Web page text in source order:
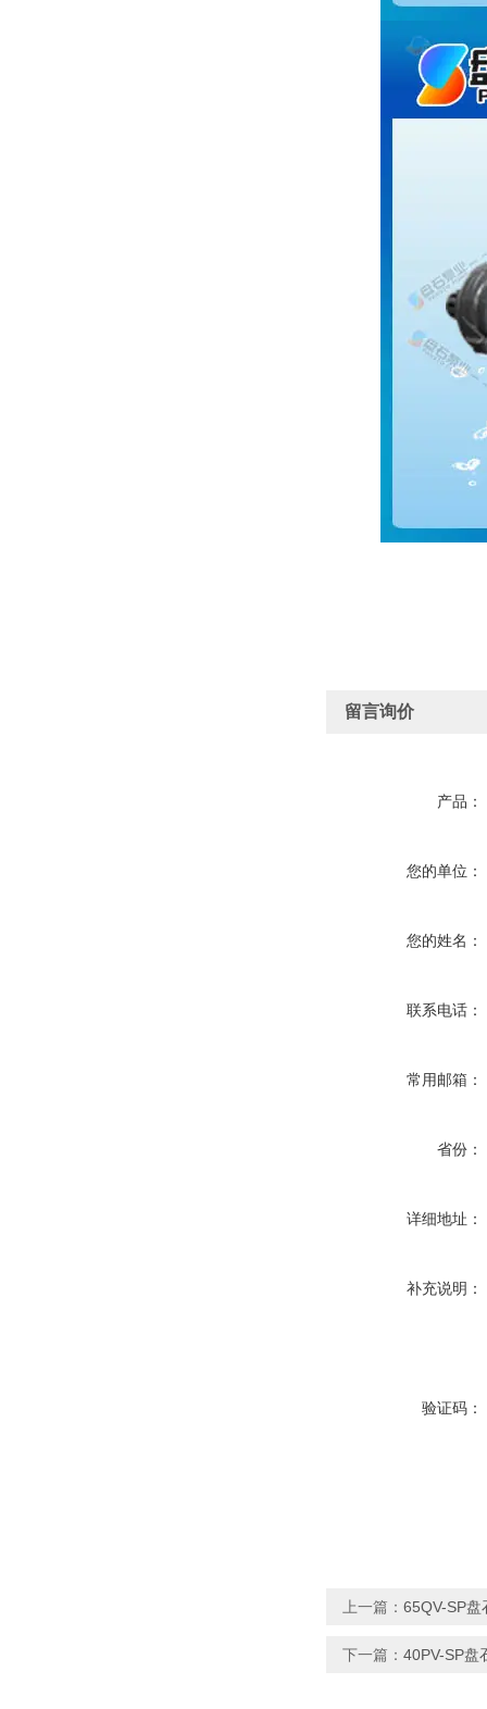
留言询价
产品：
您的单位：
您的姓名：
联系电话：
常用邮箱：
省份：
详细地址：
补充说明：
验证码：
上一篇： 65QV-SP盘
下一篇： 40PV-SP盘